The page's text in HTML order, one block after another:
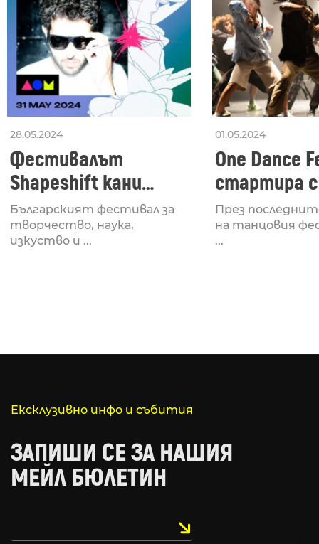
28.05.2024
Фестивалът
Shapeshift кани
Fabrizio Mammarella
за откриването си
Българският фестивал за
творчество, наука,
изкуство и ...
01.05.2024
One Dance
стартира
Lucid,
рейв
През
на танцовия
...
Ексклузивно инфо и събития
ЗАПИШИ СЕ ЗА НАШИЯ
МЕЙЛ БЮЛЕТИН